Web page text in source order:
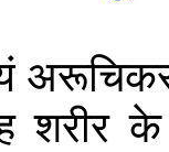
के